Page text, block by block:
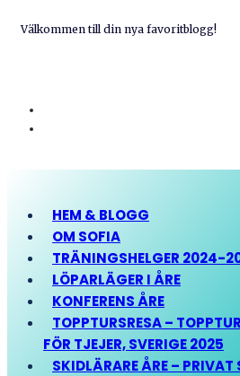
Välkommen till din nya favoritblogg!
HEM & BLOGG
OM SOFIA
TRÄNINGSHELGER 2024-
LÖPARLÄGER I ÅRE
KONFERENS ÅRE
TOPPTURSRESA –
FÖR TJEJER, SVERIGE 2025
SKIDLÄRARE ÅRE –